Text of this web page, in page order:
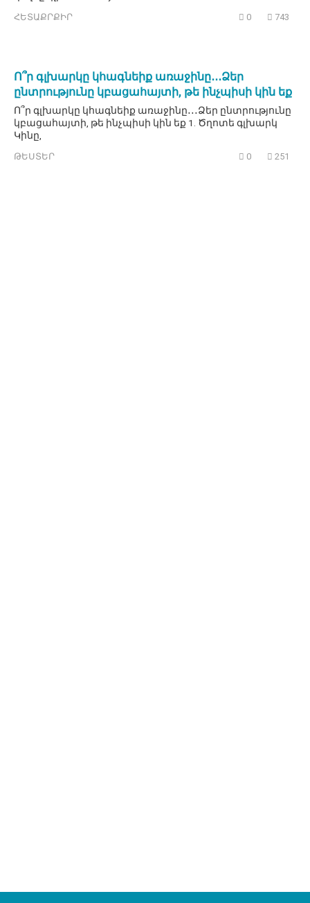
ՀԵՏԱՔՐՔԻՐ 0 743
Ո՞ր գլխարկը կհագնեիք առաջինը․․․Ձեր
ընտրությունը կբացահայտի, թե ինչպիսի կին եք
Ո՞ր գլխարկը կհագնեիք առաջինը․․․Ձեր ընտրությունը
կբացահայտի, թե ինչպիսի կին եք 1. Ծղոտե գլխարկ
Կինը,
ԹԵՍՏԵՐ 0 251